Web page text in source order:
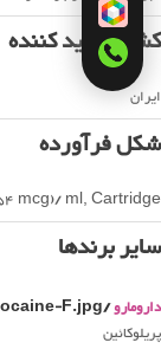
کشور تولید کننده
ایران
شکل فرآورده
mcg)/ ml, Cartridge
سایر برندها
دارومارو/wp-content/uploads/2020/12/Prilocaine-F.jpg”>
پریلوکائین